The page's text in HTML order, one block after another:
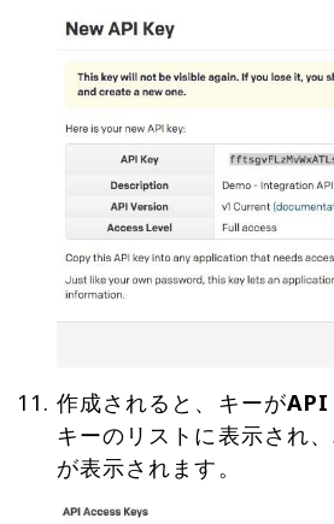
作成されると、キーがAPI
キーのリストに表示され